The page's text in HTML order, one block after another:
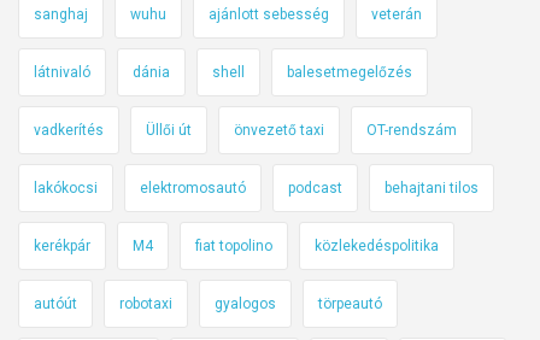
sanghaj wuhu ajánlott sebesség veterán
látnivaló dánia shell balesetmegelőzés
vadkerítés Üllői út önvezető taxi OT-rendszám
lakókocsi elektromosautó podcast behajtani tilos
kerékpár M4 fiat topolino közlekedéspolitika
autóút robotaxi gyalogos törpeautó